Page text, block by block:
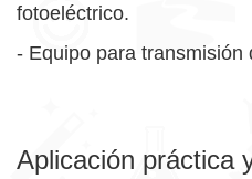
fotoeléctrico.
- Equipo para transmisión
Aplicación práctica